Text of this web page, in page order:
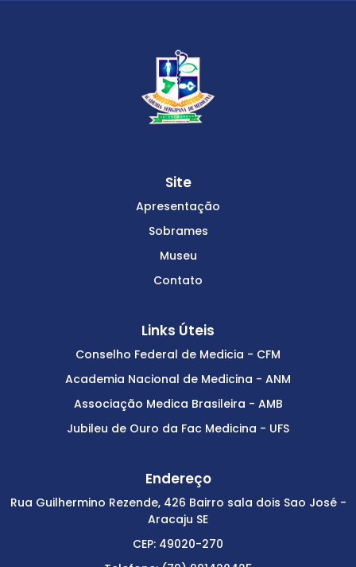
Site
Apresentação
Sobrames
Museu
Contato
Links Úteis
Conselho Federal de Medicia - CFM
Academia Nacional de Medicina - ANM
Associação Medica Brasileira - AMB
Jubileu de Ouro da Fac Medicina - UFS
Endereço
Rua Guilhermino Rezende, 426 Bairro sala dois Sao José -
Aracaju SE
CEP: 49020-270